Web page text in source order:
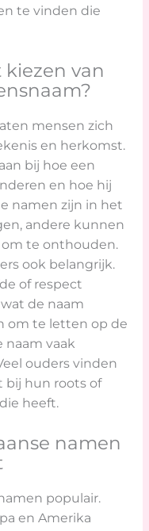
te vinden die
van
mensen zich
en herkomst.
bij hoe een
en hoe hij
namen zijn in het
andere kunnen
te onthouden.
ook belangrijk.
of respect
de naam
om te letten op de
naam vaak
ouders vinden
bij hun roots of
heeft.
namen
populair.
en Amerika